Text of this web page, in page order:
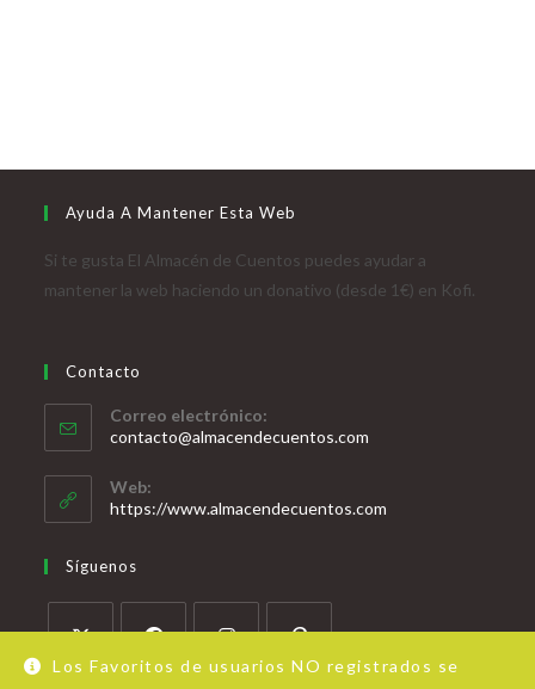
Los Favoritos de usuarios NO registrados se
Ayuda A Mantener Esta Web
Si te gusta El Almacén de Cuentos puedes ayudar a
mantener la web haciendo un donativo (desde 1€) en Kofi.
Contacto
Correo electrónico:
contacto@almacendecuentos.com
Web:
https://www.almacendecuentos.com
Síguenos